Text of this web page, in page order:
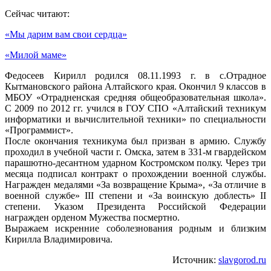
Сейчас читают:
«Мы дарим вам свои сердца»
«Милой маме»
Федосеев Кирилл родился 08.11.1993 г. в с.Отрадное
Кытмановского района Алтайского края. Окончил 9 классов в
МБОУ «Отрадненская средняя общеобразовательная школа».
С 2009 по 2012 гг. учился в ГОУ СПО «Алтайский техникум
информатики и вычислительной техники» по специальности
«Программист».
После окончания техникума был призван в армию. Службу
проходил в учебной части г. Омска, затем в 331-м гвардейском
парашютно-десантном ударном Костромском полку. Через три
месяца подписал контракт о прохождении военной службы.
Награжден медалями «За возвращение Крыма», «За отличие в
военной службе» III степени и «За воинскую доблесть» II
степени. Указом Президента Российской Федерации
награжден орденом Мужества посмертно.
Выражаем искренние соболезнования родным и близким
Кирилла Владимировича.
Источник: slavgorod.ru